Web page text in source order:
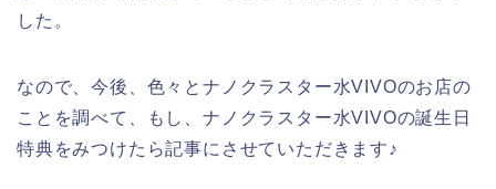
した。
なので、今後、色々とナノクラスター水VIVOのお店の
ことを調べて、もし、ナノクラスター水VIVOの誕生日
特典をみつけたら記事にさせていただきます♪